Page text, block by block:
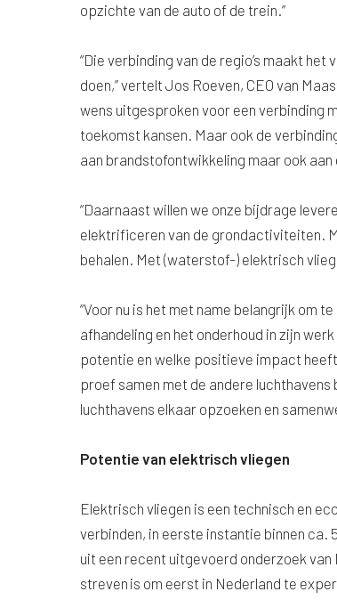
opzichte van de auto of de trein.”
“Die verbinding van de regio’s maakt
doen,” vertelt Jos Roeven, CEO van
wens uitgesproken voor een verbinding
toekomst kansen. Maar ook de
aan brandstofontwikkeling maar ook
“Daarnaast willen we onze bijdrage
elektrificeren van de grondactiviteiten.
behalen. Met (waterstof-) elektrisch
“Voor nu is het met name belangrijk om
afhandeling en het onderhoud in zijn
potentie en welke positieve impact
proef samen met de andere
luchthavens elkaar opzoeken en
Potentie van elektrisch vliegen
Elektrisch vliegen is een technisch en
verbinden, in eerste instantie binnen
uit een recent uitgevoerd onderzoek
streven is om eerst in Nederland te